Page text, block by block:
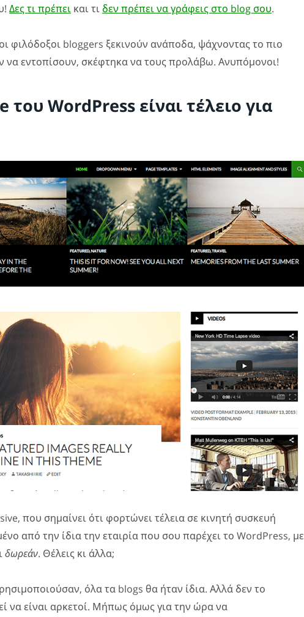
Δες τι πρέπεικαι τιδεν πρέπει να γράφεις στο blog σου.
φιλόδοξοι bloggers ξεκινούν ανάποδα, ψάχνοντας το πιο
να εντοπίσουν, σκέφτηκα να τους προλάβω. Ανυπόμονοι!
WordPress είναι τέλειο για
που σημαίνει ότι φορτώνει τέλεια σε κινητή συσκευή
από την ίδια την εταιρία που σου παρέχει το WordPress, με
δωρεάν. Θέλεις κι άλλα;
όλα τα blogs θα ήταν ίδια. Αλλά δεν το
να είναι αρκετοί. Μήπως όμως για την ώρα να